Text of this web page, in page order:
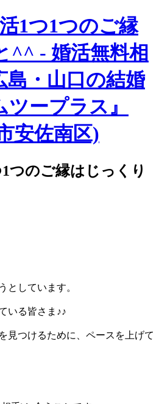
つのご縁はじっくり
としています。
いる皆さま♪♪
見つけるために、ペースを上げて